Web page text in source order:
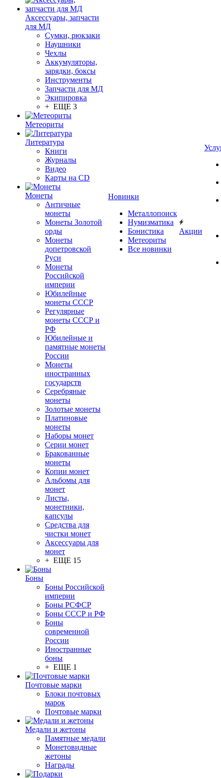
Аксессуары, запчасти
для МД
Сумки, рюкзаки
Наушники
Чехлы
Аккумуляторы,
зарядки, боксы
Инструменты
Запчасти для МД
Экипировка
+ ЕЩЕ 3
Метеориты
Литература
Книги
Журналы
Видео
Карты на CD
Монеты
Античные
монеты
Монеты Золотой
орды
Монеты
допетровской
Руси
Монеты
Российской
империи
Юбилейные
монеты СССР
Регулярные
монеты СССР и
РФ
Юбилейные и
памятные монеты
России
Монеты
иностранных
государств
Серебряные
монеты
Золотые монеты
Платиновые
монеты
Наборы монет
Серии монет
Бракованные
монеты
Копии монет
Альбомы для
монет
Листы,
монетники,
капсулы
Средства для
чистки монет
Аксессуары для
монет
+ ЕЩЕ 15
Боны
Боны Российской
империи
Боны РСФСР
Боны СССР и РФ
Боны
современной
России
Иностранные
боны
+ ЕЩЕ 1
Почтовые марки
Блоки почтовых
марок
Почтовые марки
Медали и жетоны
Памятные медали
Монетовидные
жетоны
Награды
Новинки
Металлопоиск
Нумизматика
Бонистика
Метеориты
Все новинки
Акции